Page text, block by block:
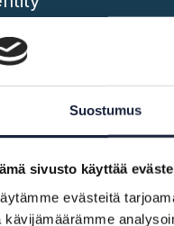
Suostumus
sivusto käyttää
evästeitä
kävijämäärämme
on?
keskitetyt
tulee
OOTS:n käyttö?
haetaan